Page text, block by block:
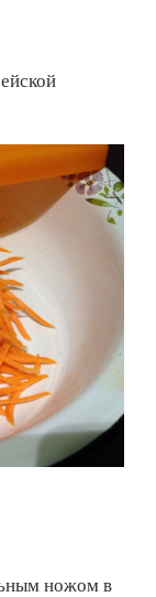
ножом в